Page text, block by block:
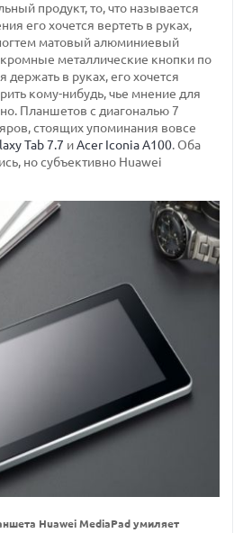
продукт, то, что называется
его хочется вертеть в руках,
матовый алюминиевый
металлические кнопки по
держать в руках, его хочется
кому-нибудь, чье мнение для
Планшетов с диагональю 7
стоящих упоминания вовсе
Tab 7.7 иAcer Iconia A100. Оба
но субъективно Huawei
Huawei MediaPad умиляет